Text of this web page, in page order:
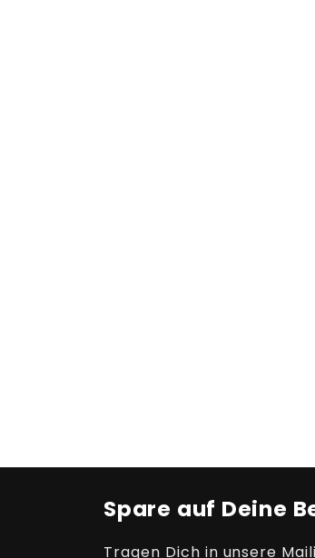
Spare auf Deine
Tragen Dich in unsere